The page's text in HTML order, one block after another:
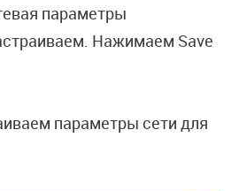
параметры
Нажимаем Save
параметры сети для